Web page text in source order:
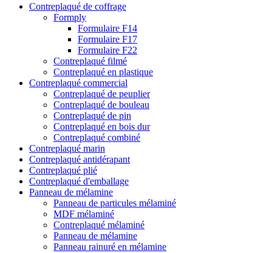
Contreplaqué de coffrage
Formply
Formulaire F14
Formulaire F17
Formulaire F22
Contreplaqué filmé
Contreplaqué en plastique
Contreplaqué commercial
Contreplaqué de peuplier
Contreplaqué de bouleau
Contreplaqué de pin
Contreplaqué en bois dur
Contreplaqué combiné
Contreplaqué marin
Contreplaqué antidérapant
Contreplaqué plié
Contreplaqué d'emballage
Panneau de mélamine
Panneau de particules mélaminé
MDF mélaminé
Contreplaqué mélaminé
Panneau de mélamine
Panneau rainuré en mélamine